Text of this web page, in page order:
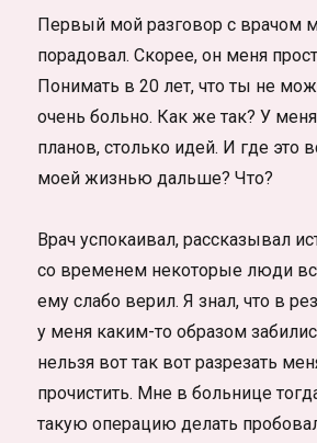
Первый мой разговор с врачом
порадовал. Скорее, он меня
Понимать в 20 лет, что ты не
очень больно. Как же так? У
планов, столько идей. И где это
моей жизнью дальше? Что?
Врач успокаивал, рассказывал
со временем некоторые люди
ему слабо верил. Я знал, что в
у меня каким-то образом
нельзя вот так вот разрезать
прочистить. Мне в больнице
такую операцию делать